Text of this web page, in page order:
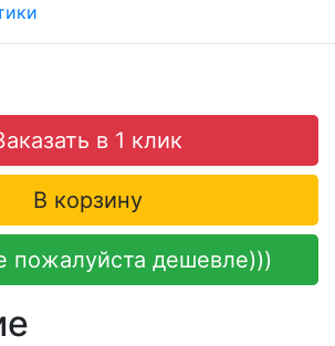
в 1 клик
В корзину
пожалуйста дешевле)))